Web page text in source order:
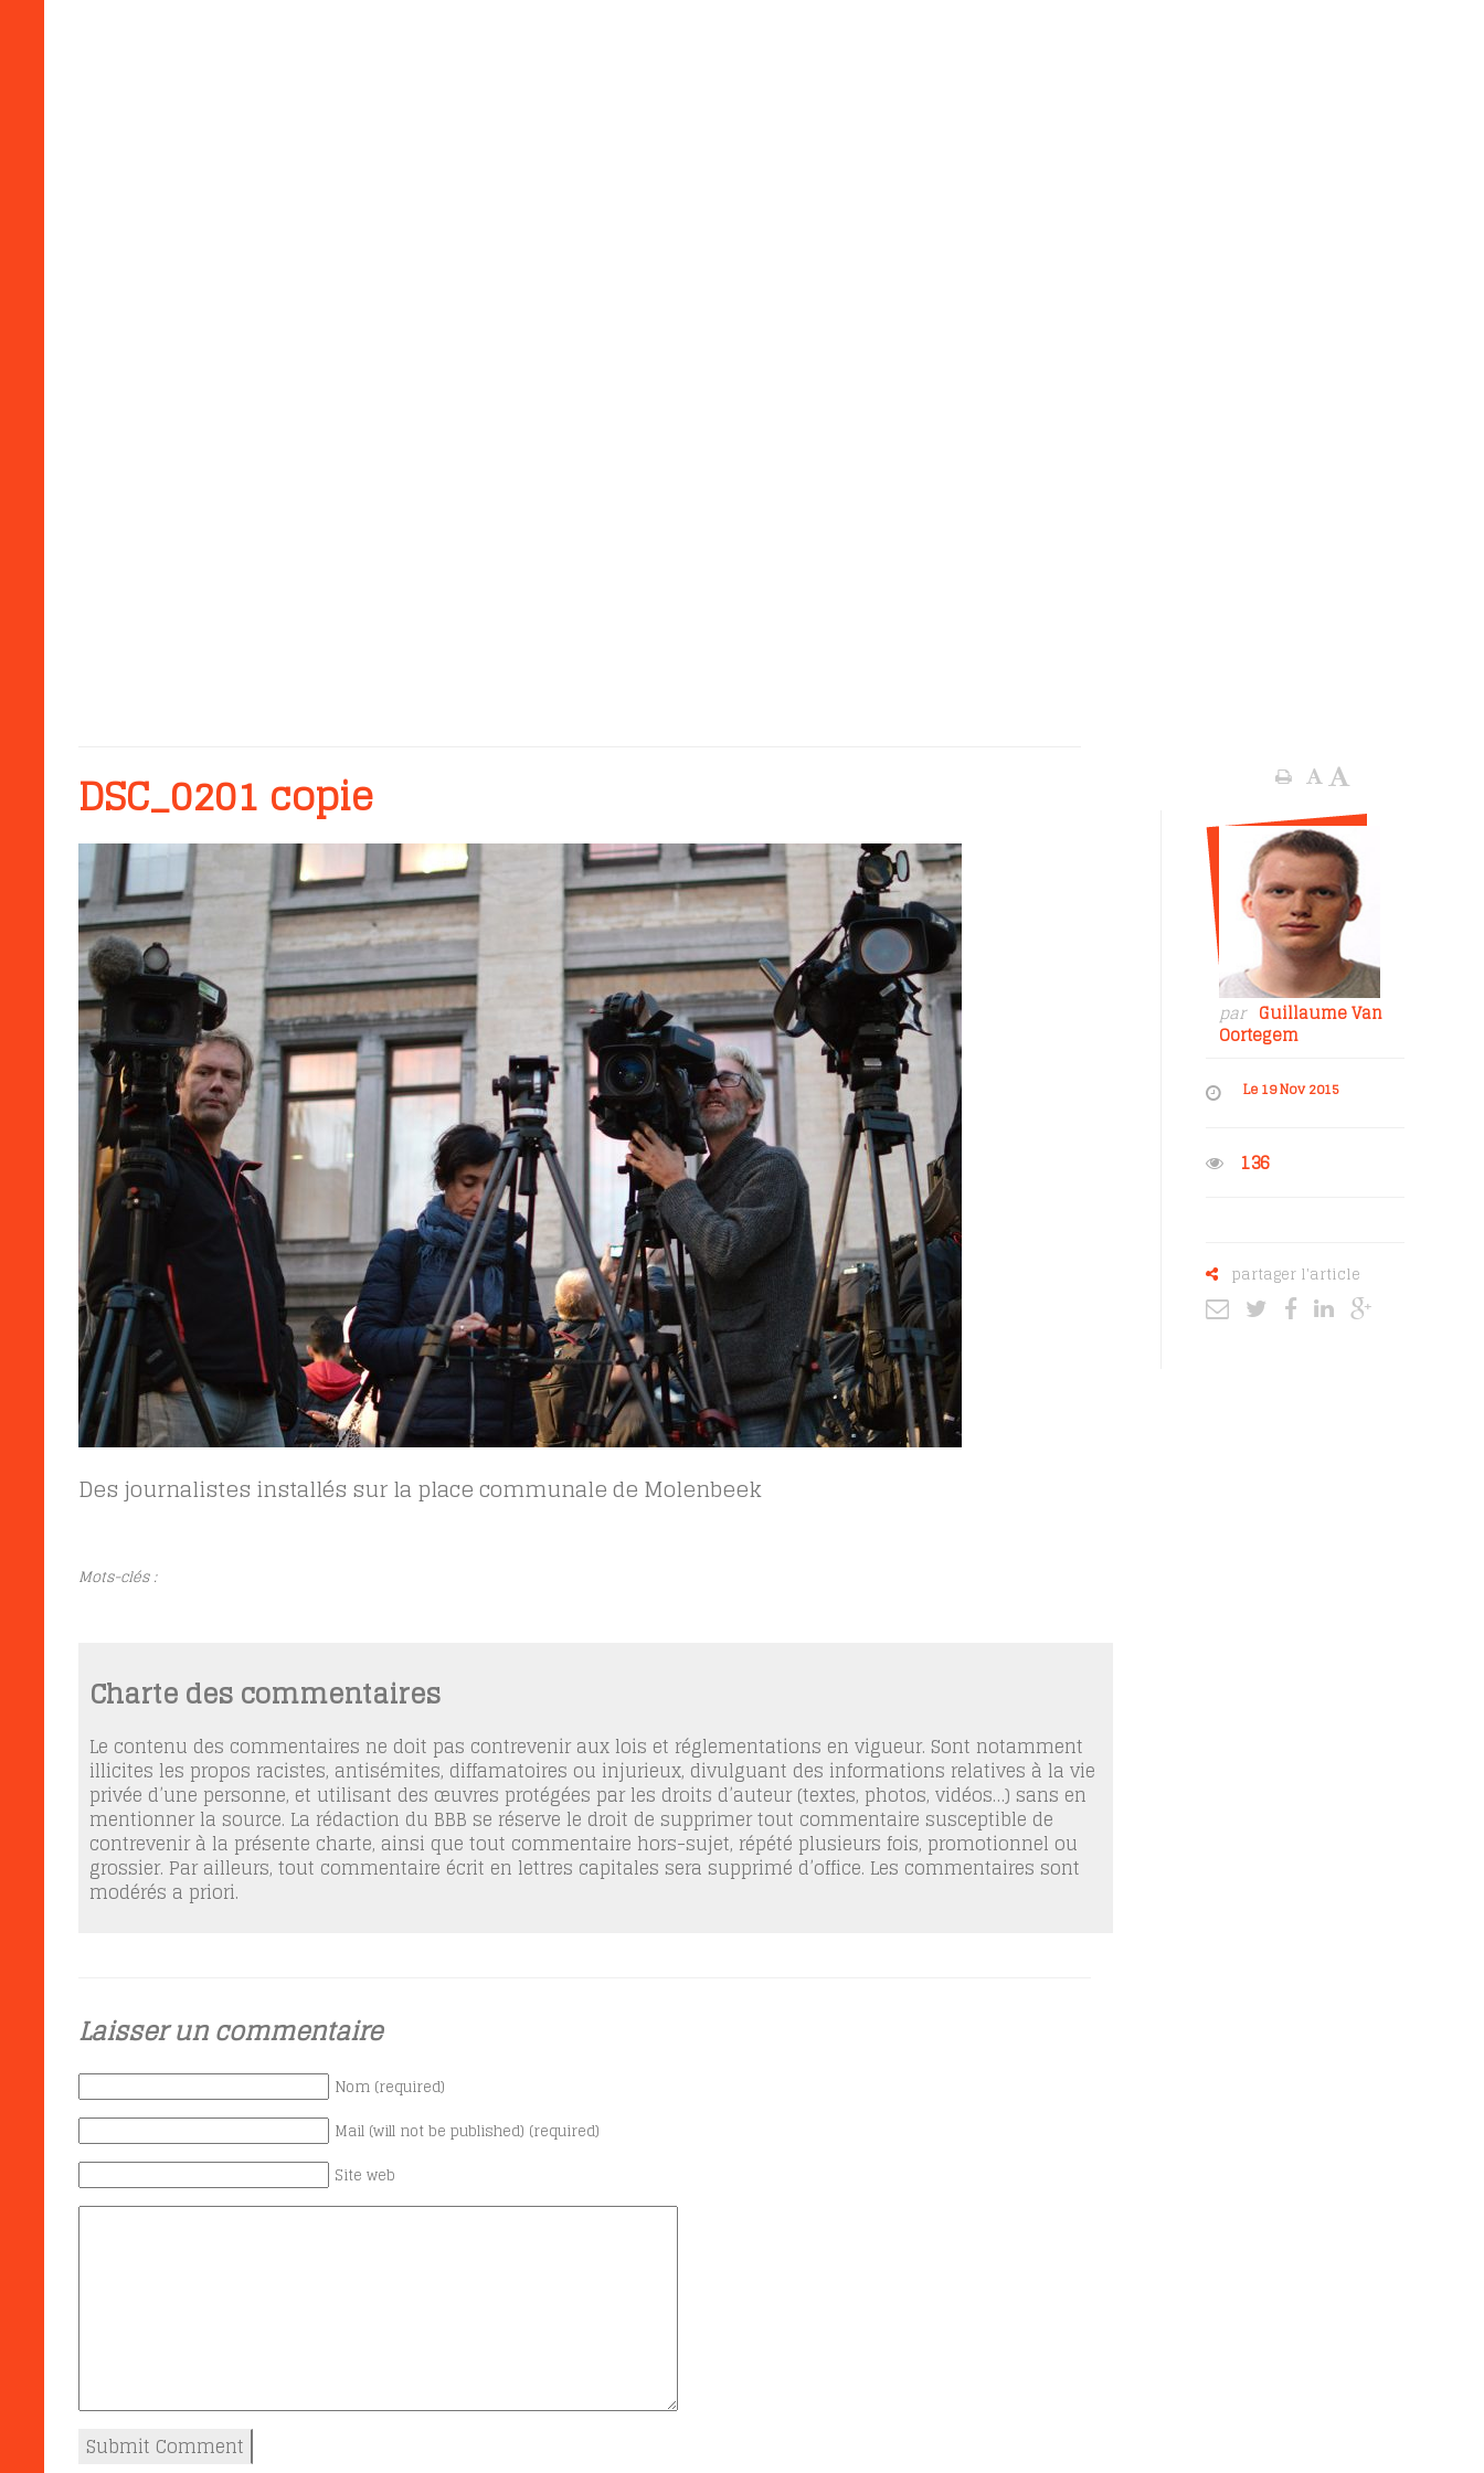
DSC_0201 copie
Des journalistes installés sur la place communale de Molenbeek
Mots-clés :
Charte des commentaires
Le contenu des commentaires ne doit pas contrevenir aux lois et réglementations en vigueur. Sont notamment
illicites les propos racistes, antisémites, diffamatoires ou injurieux, divulguant des informations relatives à la vie
privée d’une personne, et utilisant des œuvres protégées par les droits d’auteur (textes, photos, vidéos…) sans en
mentionner la source. La rédaction du BBB se réserve le droit de supprimer tout commentaire susceptible de
contrevenir à la présente charte, ainsi que tout commentaire hors-sujet, répété plusieurs fois, promotionnel ou
grossier. Par ailleurs, tout commentaire écrit en lettres capitales sera supprimé d’office. Les commentaires sont
modérés a priori.
Laisser un commentaire
Nom (required)
Mail (will not be published) (required)
Site web
par Guillaume Van
Oortegem
Le 19 Nov 2015
136
partager l'article